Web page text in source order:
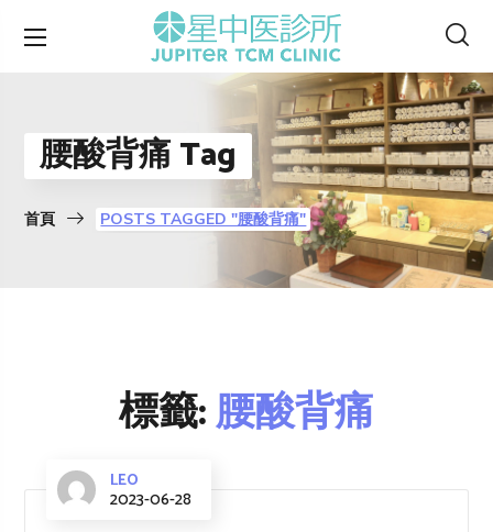
腰酸背痛 Tag
首頁 POSTS TAGGED "腰酸背痛"
標籤:腰酸背痛
LEO
2023-06-28